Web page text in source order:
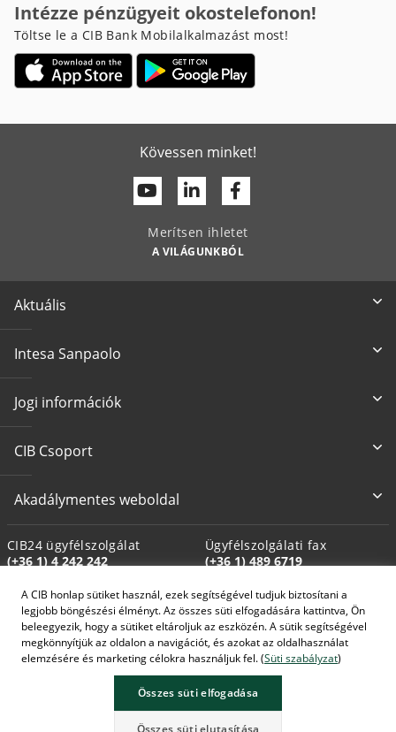
A CIB honlap sütiket használ, ezek segítségével tudjuk biztosítani a
legjobb böngészési élményt. Az összes süti elfogadására kattintva, Ön
beleegyezik, hogy a sütiket eltároljuk az eszközén. A sütik segítségével
megkönnyítjük az oldalon a navigációt, és azokat az oldalhasználat
elemzésére és marketing célokra használjuk fel. (Süti szabályzat)
Összes süti elfogadása
Összes süti elutasítása
Intézze pénzügyeit okostelefonon!
Töltse le a CIB Bank Mobilalkalmazást most!
Kövessen minket!
YoutubeLinkedin
Merítsen ihletet
A VILÁGUNKBÓL
Aktuális
Intesa Sanpaolo
Jogi információk
CIB Csoport
Akadálymentes weboldal
CIB24 ügyfélszolgálat
(+36 1) 4 242 242
Ügyfélszolgálati fax
(+36 1) 489 6719
Biztosítási üfsz. fax
(+36 1) 489 6712
Kárügyintézési fax
(+36 1) 489 6698